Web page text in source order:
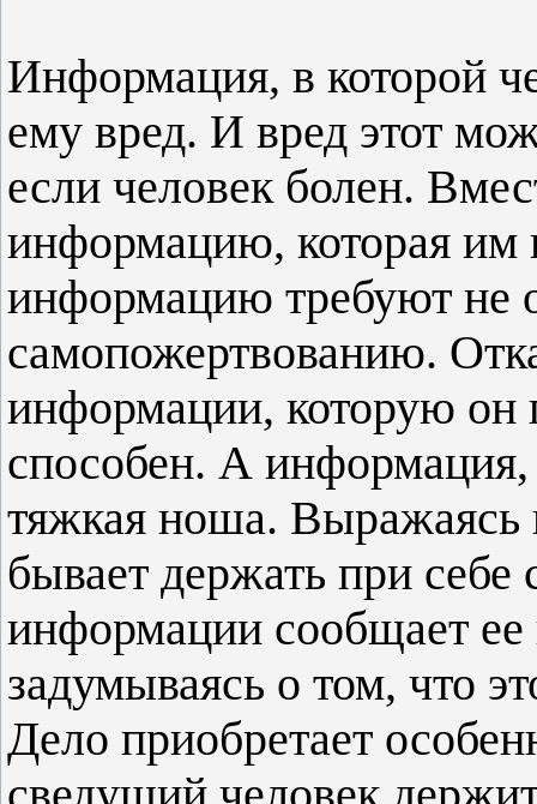
Информация, в которой
ему вред. И вред этот
если человек болен.
информацию, которая им
информацию требуют не
самопожертвованию.
информации, которую он
способен. А информация,
тяжкая ноша. Выражаясь
бывает держать при себе
информации сообщает
задумываясь о том, что
Дело приобретает